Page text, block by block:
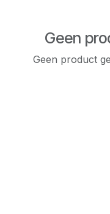
Geen
Geen product